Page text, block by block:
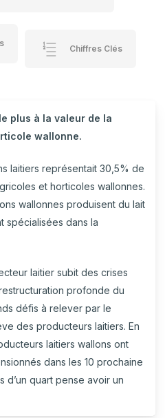
Chiffres Clés
plus à la valeur de la
wallonne.
laitiers représentait 30,5% de
et horticoles wallonnes.
wallonnes produisent du lait
spécialisées dans la
laitier subit des crises
profonde du
défis à relever par le
des producteurs laitiers. En
laitiers wallons ont
dans les 10 prochaine
d’un quart pense avoir un